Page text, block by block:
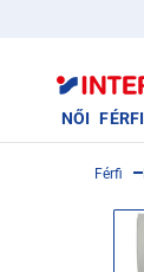
NŐI FÉRFI
Férfi